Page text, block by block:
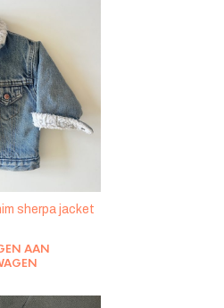
sherpa jacket
AAN